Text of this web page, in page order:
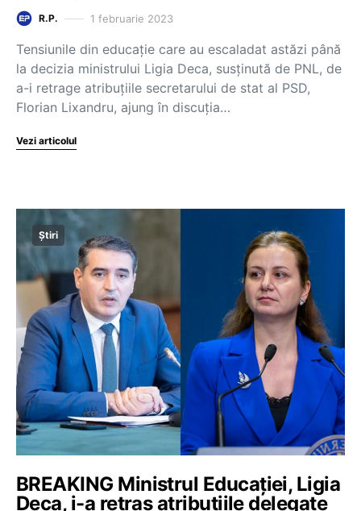
R.P. 1 februarie 2023
Tensiunile din educație care au escaladat astăzi până
la decizia ministrului Ligia Deca, susținută de PNL, de
a-i retrage atribuțiile secretarului de stat al PSD,
Florian Lixandru, ajung în discuția…
Vezi articolul
Știri
BREAKING Ministrul Educației, Ligia
Deca, i-a retras atribuțiile delegate